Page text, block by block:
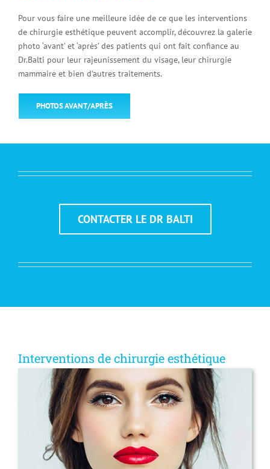
Pour vous faire une meilleure idée de ce que les interventions
de chirurgie esthétique peuvent accomplir, découvrez la galerie
photo ‘avant’ et ‘après’ des patients qui ont fait confiance au
Dr.Balti pour leur rajeunissement du visage, leur chirurgie
mammaire et bien d’autres traitements.
PHOTOS AVANT/APRÈS
CONTACTER LE DR BALTI
Interventions de chirurgie esthétique